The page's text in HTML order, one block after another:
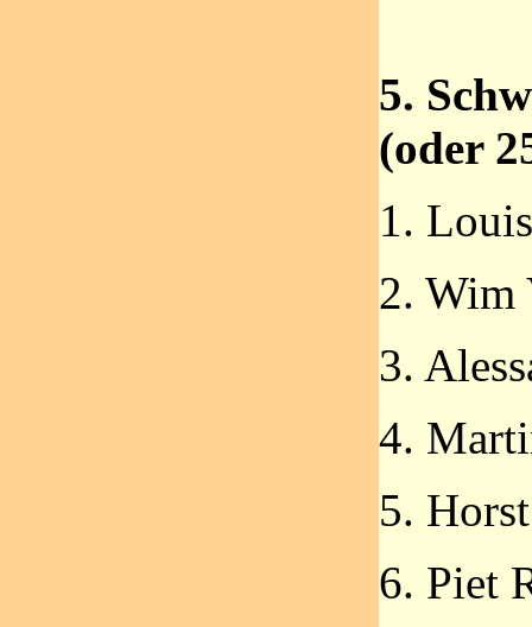
5.
(oder
1.
2. Wim
3.
4.
5.
6. Piet